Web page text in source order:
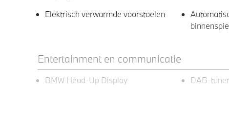
Elektrisch verwarmde voorstoelen
Entertainment en communicatie
BMW Head-Up Display DAB-tuner